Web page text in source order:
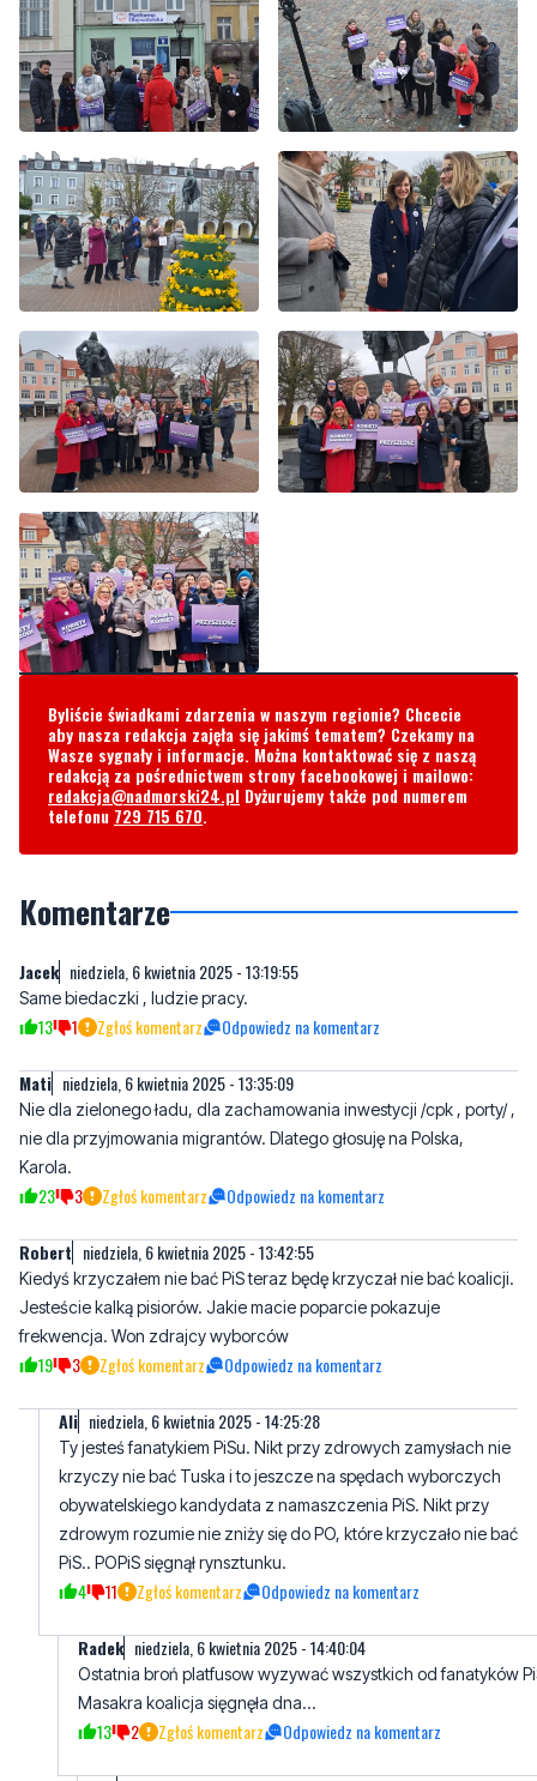
Byliście świadkami zdarzenia w naszym regionie? Chcecie
aby nasza redakcja zajęła się jakimś tematem? Czekamy na
Wasze sygnały i informacje. Można kontaktować się z naszą
redakcja@nadmorski24.plDyżurujemy także pod numerem
telefonu729 715 670.
Komentarze
Same biedaczki , ludzie pracy.
Mati niedziela, 6 kwietnia 2025 - 13:35:09
Nie dla zielonego ładu, dla zachamowania inwestycji /cpk , porty/ ,
Karola.
23 3 Zgłoś komentarz Odpowiedz na komentarz
Robert
Kiedyś krzyczałem nie bać PiS teraz będę krzyczał nie bać koalicji.
frekwencja. Won zdrajcy wyborców
19 3 Zgłoś komentarz Odpowiedz na komentarz
AIi niedziela, 6 kwietnia 2025 - 14:25:28
Ty jesteś fanatykiem PiSu. Nikt przy zdrowych zamysłach nie
obywatelskiego kandydata z namaszczenia PiS. Nikt przy
zdrowym rozumie nie zniży się do PO, które krzyczało nie bać
PiS.. POPiS sięgnął rynsztunku.
4 11 Zgłoś komentarz Odpowiedz na komentarz
Radek niedziela, 6 kwietnia 2025 - 14:40:04
Ostatnia broń platfusow wyzywać wszystkich od fanatyków
13 2 Zgłoś komentarz Odpowiedz na komentarz
AIi niedziela, 6 kwietnia 2025 - 14:58:51
Nikt przy zdrowych zamysłach nie będzie fanatycznie